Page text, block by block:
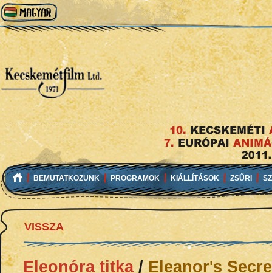
BEMUTATKOZUNK PROGRAMOK KIÁLLÍTÁSOK ZSŰRI
VISSZA
Eleonóra titka/Eleanor's